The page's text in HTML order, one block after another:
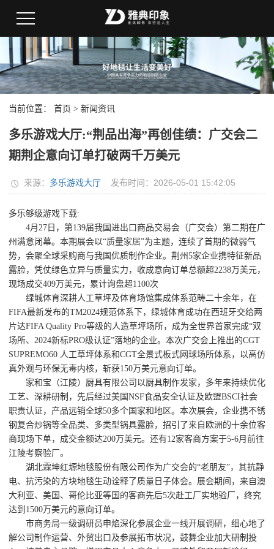
当前位置： 首页 > 新闻资讯
多乐游戏大厅:“荆品出海”再创佳绩：广交会二
期荆企意向订单打破两千万美元
来源： 多乐游戏大厅 发布时间：2026-05-01 15:42:05
多乐够级游戏下载:
4月27日，第139届我国进出口商品交易会（广交会）第二期在广
州满意闭幕。本期展会以“质量家居”为主题，连续了首期的微弱气
势，会聚全球采购商与我国优质制作企业。荆州5家企业携特征新品
露脸，凭仗绿色立异与质量实力，收成意向订单总额超2238万美元，
现场成交409万美元，累计询盘超1100次
绿城体育深耕人工草坪及体育场馆集成体系范畴二十余年，在
FIFA最新发布的TM2024规范体系下，绿城体育成功在西班牙交给两
片达FIFA Quality Pro等级的人造草坪场所，成为全世界首家完成“双
场所、2024新标PRO级认证”落地的企业。本次广交会上推出的CGT
SUPREMO60 人工草坪体系和CGT全景式板式网球场所体系，以高仿
真外观与环保无毒内核，斩获150万美元意向订单。
家和宝（江陵）厨具有限公司以厨具制作发家，多年来持续优化
工艺、深耕研制，先后经过美国NSF食品安全认证及欧盟BSCI社会
职责认证，产品远销全球50多个国家和地区。本次展会，企业携不锈
钢复合炒锅等全品类、多类型锅具露脸，招引了来自欧洲的十余位客
商现场下单，成交金额达200万美元。还有12家客商方案于5-6月前往
江陵考察验厂。
湖北霖坤红塬地毯股份有限公司作为广交会的“老朋友”，其抗静
电、抗污染的方块地毯生动诠释了质量日子体会。展会期间，来自澳
大利亚、美国、哥伦比亚等国的客商先后5次赴工厂实地验厂，终究
达到1500万美元的意向订单。
市商务局一级调研员申焰深化参展企业一线开展调研，细心地了
解公司制作运营、外贸出口及参展拓市状况，鼓舞企业加大研制投